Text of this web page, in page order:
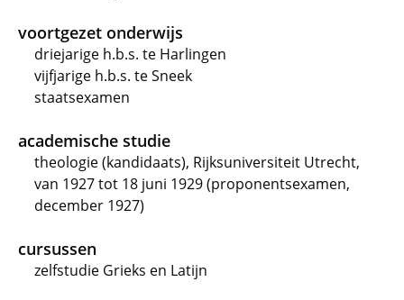
voortgezet onderwijs
driejarige h.b.s. te Harlingen
vijfjarige h.b.s. te Sneek
staatsexamen
academische studie
theologie (kandidaats), Rijksuniversiteit Utrecht,
van 1927 tot 18 juni 1929 (proponentsexamen,
december 1927)
cursussen
zelfstudie Grieks en Latijn